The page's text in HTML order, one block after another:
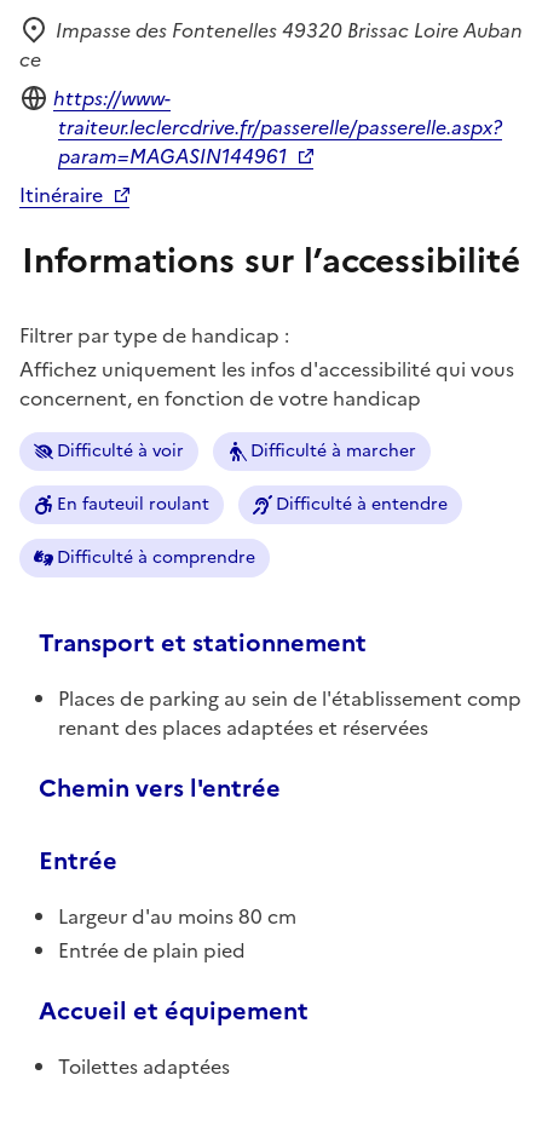
Adresse
Impasse des Fontenelles 49320 Brissac Loire Auban
ce
Site internet
https://www-
traiteur.leclercdrive.fr/passerelle/passerelle.aspx?
param=MAGASIN144961
Itinéraire
Informations sur l’accessibilité
Filtrer par type de handicap :
Affichez uniquement les infos d'accessibilité qui vous
concernent, en fonction de votre handicap
Difficulté à voir Difficulté à marcher
En fauteuil roulant Difficulté à entendre
Difficulté à comprendre
Transport et stationnement
Places de parking au sein de l'établissement comp
renant des places adaptées et réservées
Chemin vers l'entrée
Entrée
Largeur d'au moins 80 cm
Entrée de plain pied
Accueil et équipement
Toilettes adaptées